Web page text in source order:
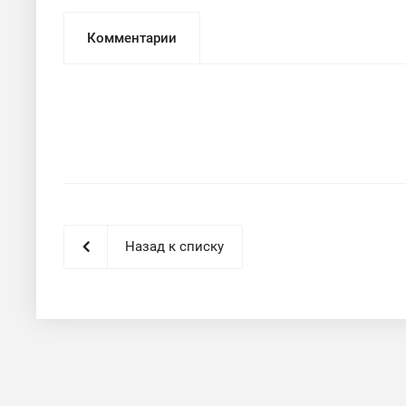
Комментарии
Назад к списку